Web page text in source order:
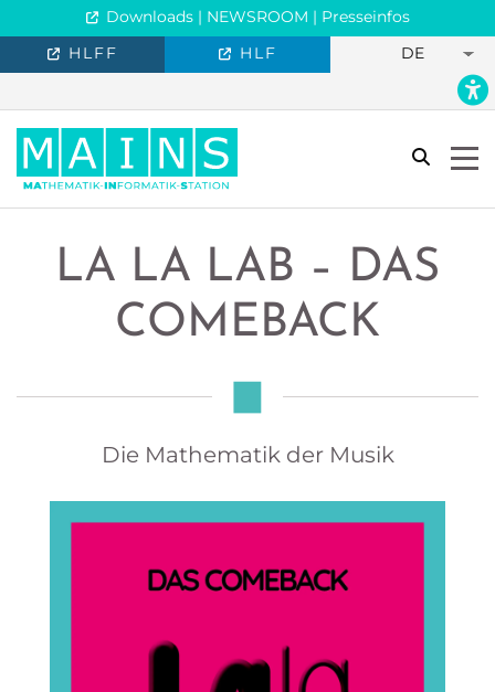
Downloads | NEWSROOM | Presseinfos
DE
HLFF HLF
search
LA LA LAB – DAS
COMEBACK
Die Mathematik der Musik